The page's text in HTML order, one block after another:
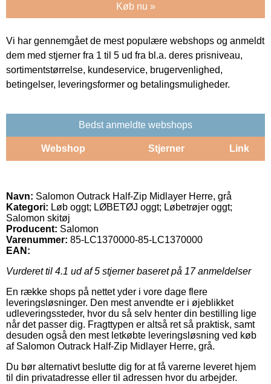
Køb nu »
Vi har gennemgået de mest populære webshops og anmeldt
dem med stjerner fra 1 til 5 ud fra bl.a. deres prisniveau,
sortimentstørrelse, kundeservice, brugervenlighed,
betingelser, leveringsformer og betalingsmuligheder.
Bedst anmeldte webshops
Webshop Stjerner Link
Navn: Salomon Outrack Half-Zip Midlayer Herre, grå
Kategori: Løb oggt; LØBETØJ oggt; Løbetrøjer oggt;
Salomon skitøj
Producent: Salomon
Varenummer: 85-LC1370000-85-LC1370000
EAN:
Vurderet til 4.1 ud af 5 stjerner baseret på 17anmeldelser
En række shops på nettet yder i vore dage flere
leveringsløsninger. Den mest anvendte er i øjeblikket
udleveringssteder, hvor du så selv henter din bestilling lige
når det passer dig. Fragttypen er altså ret så praktisk, samt
desuden også den mest letkøbte leveringsløsning ved køb
af Salomon Outrack Half-Zip Midlayer Herre, grå.
Du bør alternativt beslutte dig for at få varerne leveret hjem
til din privatadresse eller til adressen hvor du arbejder.